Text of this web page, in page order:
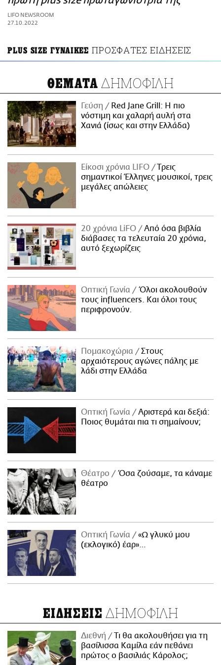
ΑΜΠΑ
PRINT
LIFO NEWSROOM
27.10.2022
PLUS SIZE ΓΥΝΑΙΚΕΣ ΠΡΟΣΦΑΤΕΣ ΕΙΔΗΣΕΙΣ
ΘΕΜΑΤΑ ΔΗΜΟΦΙΛΗ
Γεύση
Red Jane Grill: Η πιο
νόστιμη και χαλαρή αυλή στα
Χανιά (ίσως και στην Ελλάδα)
Είκοσι χρόνια LIFO
Tρεις
σημαντικοί Έλληνες μουσικοί, τρεις
μεγάλες απώλειες
20 χρόνια LiFO
Από όσα βιβλία
διάβασες τα τελευταία 20 χρόνια,
αυτό ξεχωρίζεις
Οπτική Γωνία
Όλοι ακολουθούν
τους influencers. Και όλοι τους
περιφρονούν.
Πομακοχώρια
Στους
αρχαιότερους αγώνες πάλης με
λάδι στην Ελλάδα
Οπτική Γωνία
Αριστερά και δεξιά:
Ποιος θυμάται πια τι σημαίνουν;
Θέατρο
Όσα ζούσαμε, τα κάναμε
θέατρο
Οπτική Γωνία
«Ω γλυκύ μου
(εκλογικό) έαρ»…
ΕΙΔΗΣΕΙΣ ΔΗΜΟΦΙΛΗ
Διεθνή
Τι θα ακολουθήσει για τη
βασίλισσα Καμίλα εάν πεθάνει
πρώτος ο βασιλιάς Κάρολος;